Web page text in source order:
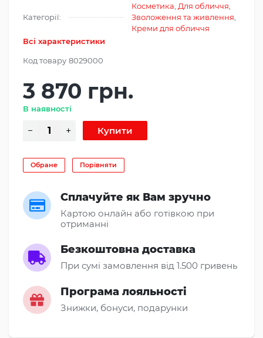
Категорії:
Косметика Для обличчя
Зволоження та живлення
Креми для обличчя
Всі характеристики
Код товару 8029000
3 870 грн.
В наявності
Обране Порівняти
Сплачуйте як Вам зручно
Картою онлайн або готівкою при
отриманні
Безкоштовна доставка
При сумі замовлення від 1.500 гривень
Програма лояльності
Знижки, бонуси, подарунки